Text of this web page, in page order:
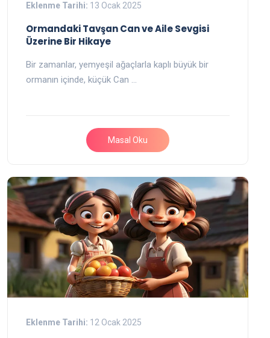
Eklenme Tarihi: 13 Ocak 2025
Ormandaki Tavşan Can ve Aile Sevgisi
Üzerine Bir Hikaye
Bir zamanlar, yemyeşil ağaçlarla kaplı büyük bir
ormanın içinde, küçük Can …
Masal Oku
Eklenme Tarihi: 12 Ocak 2025